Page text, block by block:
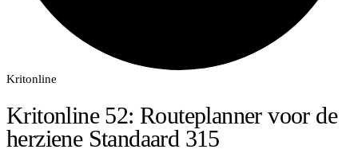
Kritonline
Kritonline 52: Routeplanner voor de
herziene Standaard 315